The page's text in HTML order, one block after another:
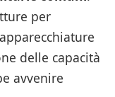
per
delle capacità
avvenire